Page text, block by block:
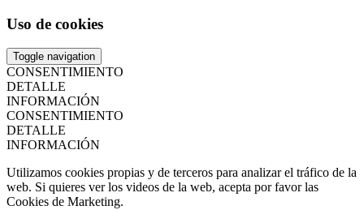
Uso de cookies
Toggle navigation
CONSENTIMIENTO
DETALLE
INFORMACIÓN
CONSENTIMIENTO
DETALLE
INFORMACIÓN
Utilizamos cookies propias y de terceros para analizar el tráfico de la
web. Si quieres ver los videos de la web, acepta por favor las
Cookies de Marketing.